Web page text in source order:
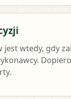
jest wtedy, gdy